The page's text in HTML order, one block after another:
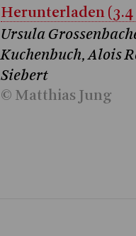
Herunterladen (3.4
Ursula
Kuchenbuch, Alois
Siebert
© Matthias Jung